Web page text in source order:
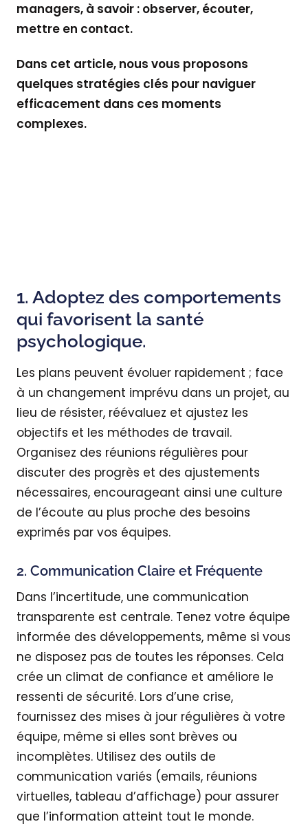
managers, à savoir : observer, écouter,
mettre en contact.
Dans cet article, nous vous proposons
quelques stratégies clés pour naviguer
efficacement dans ces moments
complexes.
1. Adoptez des comportements
qui favorisent la santé
psychologique.
Les plans peuvent évoluer rapidement ; face
à un changement imprévu dans un projet, au
lieu de résister, réévaluez et ajustez les
objectifs et les méthodes de travail.
Organisez des réunions régulières pour
discuter des progrès et des ajustements
nécessaires, encourageant ainsi une culture
de l’écoute au plus proche des besoins
exprimés par vos équipes.
2. Communication Claire et Fréquente
Dans l’incertitude, une communication
transparente est centrale. Tenez votre équipe
informée des développements, même si vous
ne disposez pas de toutes les réponses. Cela
crée un climat de confiance et améliore le
ressenti de sécurité. Lors d’une crise,
fournissez des mises à jour régulières à votre
équipe, même si elles sont brèves ou
incomplètes. Utilisez des outils de
communication variés (emails, réunions
virtuelles, tableau d’affichage) pour assurer
que l’information atteint tout le monde.